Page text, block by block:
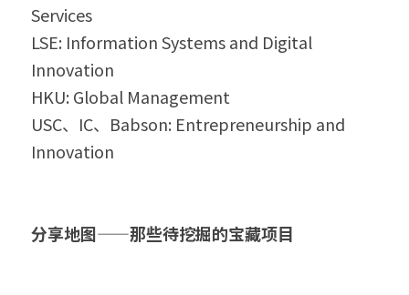
Services
LSE: Information Systems and Digital
Innovation
HKU: Global Management
USC、IC、Babson: Entrepreneurship and
Innovation
分享地图——那些待挖掘的宝藏项目